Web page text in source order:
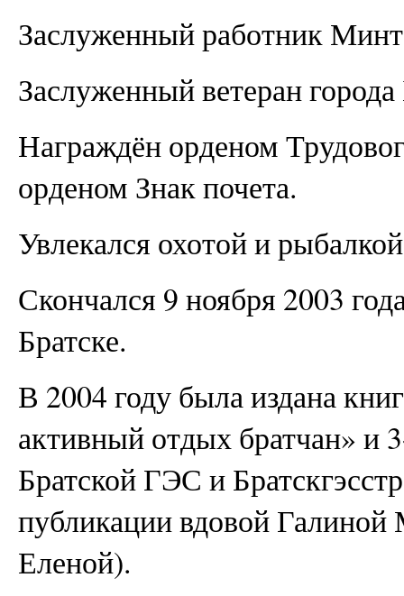
Заслуженный работник
Заслуженный ветеран города
Награждён орденом
орденом Знак почета.
Увлекался охотой и
Скончался 9 ноября 2003
Братске.
В 2004 году была издана
активный отдых братчан» и
Братской ГЭС и
публикации вдовой
Еленой).